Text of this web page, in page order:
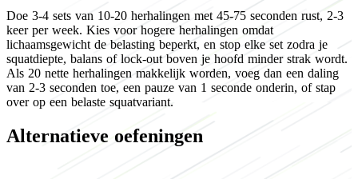
Doe 3-4 sets van 10-20 herhalingen met 45-75 seconden rust, 2-3
keer per week. Kies voor hogere herhalingen omdat
lichaamsgewicht de belasting beperkt, en stop elke set zodra je
squatdiepte, balans of lock-out boven je hoofd minder strak wordt.
Als 20 nette herhalingen makkelijk worden, voeg dan een daling
van 2-3 seconden toe, een pauze van 1 seconde onderin, of stap
over op een belaste squatvariant.
Alternatieve oefeningen